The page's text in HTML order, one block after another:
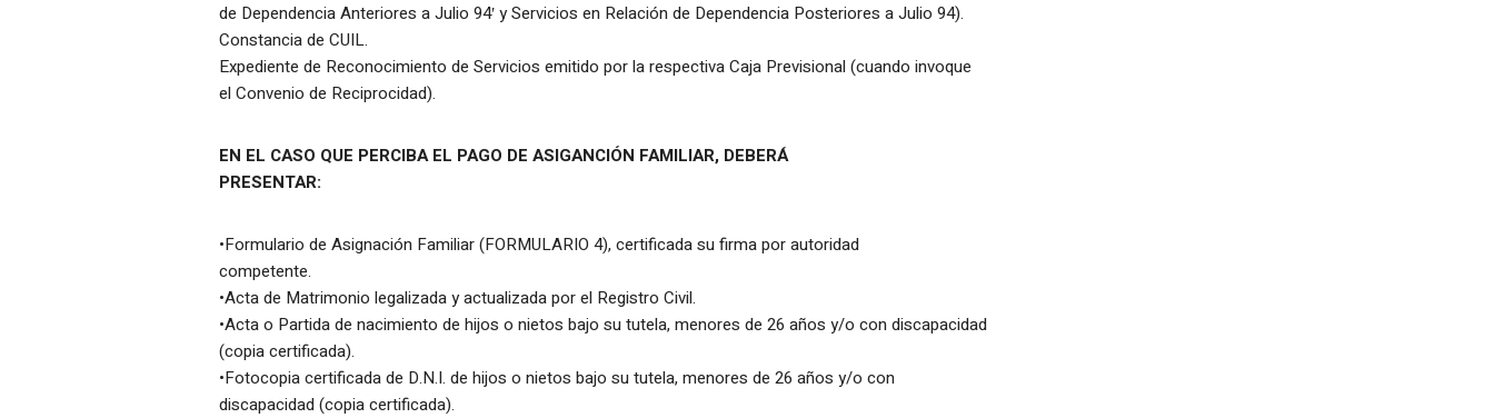
de Dependencia Anteriores a Julio 94′ y Servicios en Relación de Dependencia Posteriores a Julio 94).
Constancia de CUIL.
Expediente de Reconocimiento de Servicios emitido por la respectiva Caja Previsional (cuando invoque
el Convenio de Reciprocidad).
EN EL CASO QUE PERCIBA EL PAGO DE ASIGANCIÓN FAMILIAR, DEBERÁ
PRESENTAR:
•Formulario de Asignación Familiar (FORMULARIO 4), certificada su firma por autoridad
competente.
•Acta de Matrimonio legalizada y actualizada por el Registro Civil.
•Acta o Partida de nacimiento de hijos o nietos bajo su tutela, menores de 26 años y/o con discapacidad
(copia certificada).
•Fotocopia certificada de D.N.I. de hijos o nietos bajo su tutela, menores de 26 años y/o con
discapacidad (copia certificada).